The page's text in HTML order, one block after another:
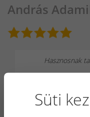
András
Hasznosnak
Süti